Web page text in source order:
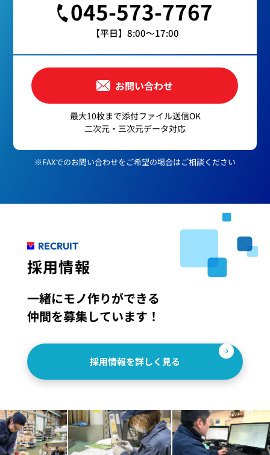
045-573-7767
【平日】8:00～17:00
お問い合わせ
最大10枚まで添付ファイル送信OK
二次元・三次元データ対応
※FAXでのお問い合わせをご希望の場合はご相談ください
RECRUIT
採用情報
一緒にモノ作りができる
仲間を募集しています！
採用情報を詳しく見る